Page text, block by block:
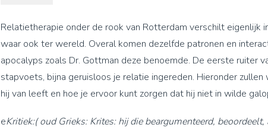
Relatietherapie onder de rook van Rotterdam verschilt eigenlijk
waar ook ter wereld. Overal komen dezelfde patronen en
apocalyps zoals Dr. Gottman deze benoemde. De eerste ruiter
stapvoets, bijna geruisloos je relatie ingereden. Hieronder
hij van leeft en hoe je ervoor kunt zorgen dat hij niet in wilde
eKritiek:( oud Grieks: Krites: hij die beargumenteerd,